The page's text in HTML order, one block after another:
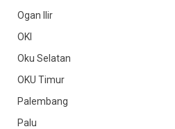
Ogan Ilir
OKI
Oku Selatan
OKU Timur
Palembang
Palu